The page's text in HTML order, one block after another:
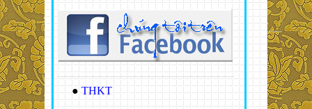
● THKT